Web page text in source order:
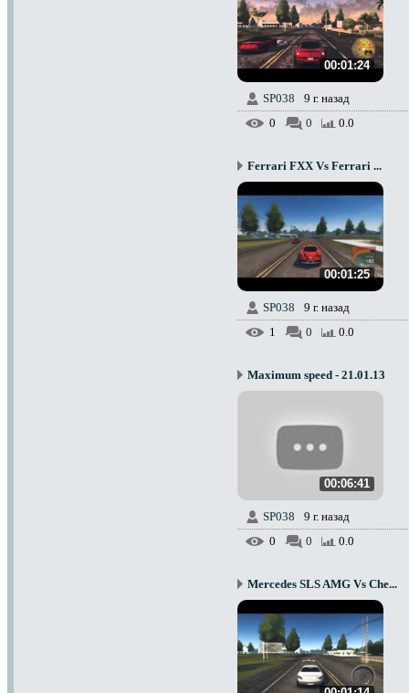
00:01:24
SP038
9 г. назад
0
0 0.0
Ferrari FXX Vs Ferrari ...
00:01:25
SP038
9 г. назад
1
0 0.0
Maximum speed - 21.01.13
00:06:41
SP038
9 г. назад
0
0 0.0
Mercedes SLS AMG Vs Che...